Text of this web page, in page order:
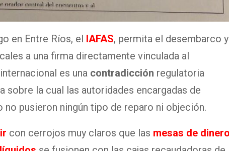
en Entre Ríos, el IAFAS, permita el desembarco y
a una firma directamente vinculada al
es una contradicción regulatoria
sobre la cual las autoridades encargadas de
pusieron ningún tipo de reparo ni objeción.
con cerrojos muy claros que las mesas de dinero